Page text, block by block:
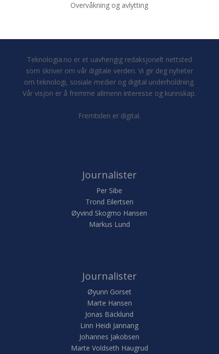
Overvåkning og avlytting
Teknologia.no er et uavhengig redaksjonelt nettsted
som skriver om vår digitale verden. Vi gir deg nyheter
om teknologi, sosiale medier og digital underholdning.
Vår visjon er å fremme allmenn interesse og kunnskap.
Fremtiden er digital.
Journalister
Per Sibe
Trond Eilertsen
Øyvind Skogmo Hansen
Markus Lund
Journalister
Øyunn Gorset
Marte Hansen
Jonas Bäcklund
Linn Heidi Jannang
Johannes Jakobsen
Marte Voldseth Haugrud